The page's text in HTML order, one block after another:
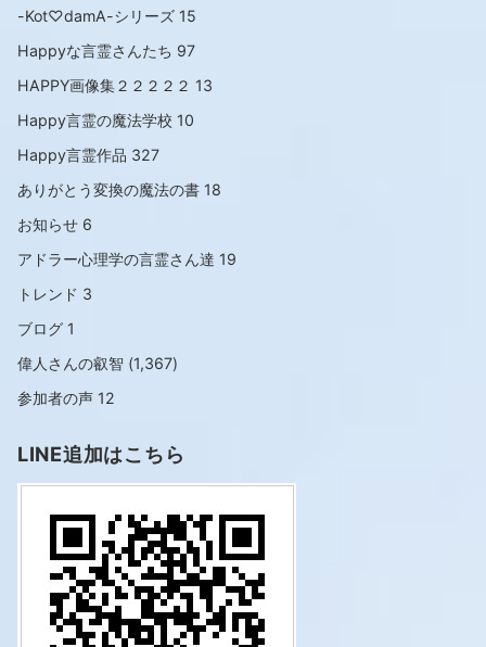
-Kot♡damA-シリーズ 15
Happyな言霊さんたち 97
HAPPY画像集２２２２２ 13
Happy言霊の魔法学校 10
Happy言霊作品 327
ありがとう変換の魔法の書 18
お知らせ 6
アドラー心理学の言霊さん達 19
トレンド 3
ブログ 1
偉人さんの叡智 (1,367)
参加者の声 12
LINE追加はこちら